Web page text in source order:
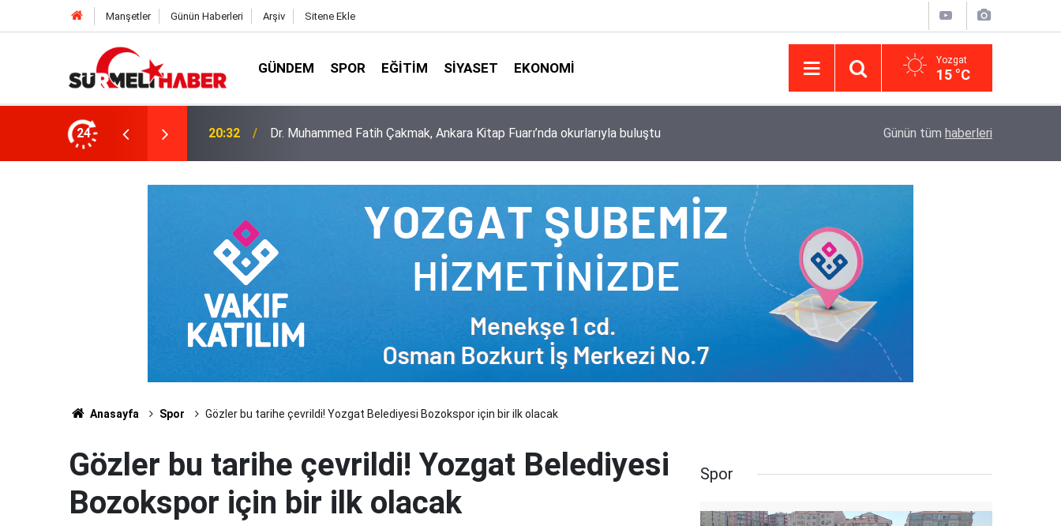
Manşetler Günün Haberleri Arşiv Sitene Ekle
GÜNDEM SPOR EĞITIM SIYASET EKONOMI Yozgat
15 °C
24
okurlarıyla buluştu 14:52 Diyanet İşleri Başkanlığı ile Türkiye Diyanet Vakfı milyonları sevindirdi Yargıtay’da iletişim hamlesi: Kurumsal
Günün tüm haberleri
Anasayfa Spor Gözler bu tarihe çevrildi! Yozgat Belediyesi Bozokspor için bir ilk olacak
Gözler bu tarihe çevrildi! Yozgat Belediyesi
Bozokspor için bir ilk olacak
Spor